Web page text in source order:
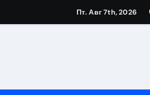
и советы по выбору
в USDT
Пт. Авг 7th, 2026